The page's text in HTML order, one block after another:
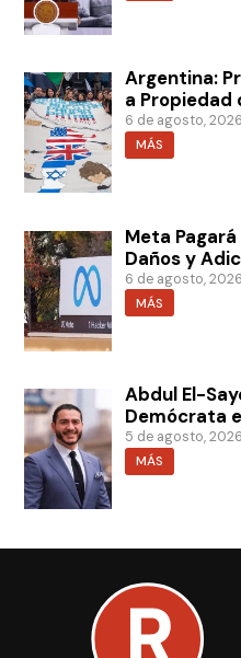
Argentina:
a Propiedad
6 de agosto, 2026
MÁS
Meta
Daños y
6 de agosto, 2026
MÁS
Abdul El-
Demócrata
5 de agosto, 2026
MÁS